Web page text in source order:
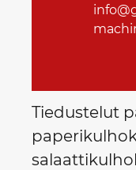
Tiedustelut